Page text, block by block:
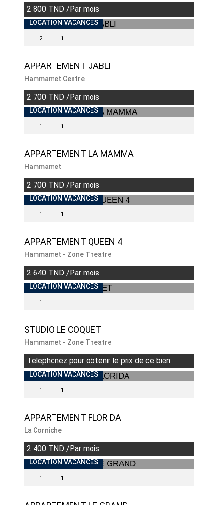
2 800 TND /Par mois
LOCATION VACANCES
2 1
APPARTEMENT JABLI
Hammamet Centre
2 700 TND /Par mois
LOCATION VACANCES
1 1
APPARTEMENT LA MAMMA
Hammamet
2 700 TND /Par mois
LOCATION VACANCES
1 1
APPARTEMENT QUEEN 4
Hammamet - Zone Theatre
2 640 TND /Par mois
LOCATION VACANCES
1
STUDIO LE COQUET
Hammamet - Zone Theatre
Téléphonez pour obtenir le prix de ce bien
LOCATION VACANCES
1 1
APPARTEMENT FLORIDA
La Corniche
2 400 TND /Par mois
LOCATION VACANCES
1 1